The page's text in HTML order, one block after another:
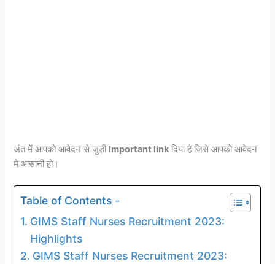
अंत में आपको आवेदन से जुड़ी Important link दिया है जिसे आपको आवेदन
मे आसानी हो।
Table of Contents -
GIMS Staff Nurses Recruitment 2023:
Highlights
GIMS Staff Nurses Recruitment 2023: